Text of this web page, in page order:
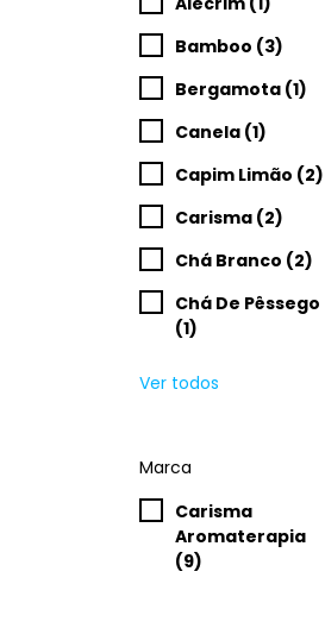
Bamboo (3)
Bergamota (1)
Canela (1)
Capim Limão (2)
Carisma (2)
Chá Branco (2)
Chá De Pêssego
(1)
Ver todos
Marca
Carisma
Aromaterapia
(9)